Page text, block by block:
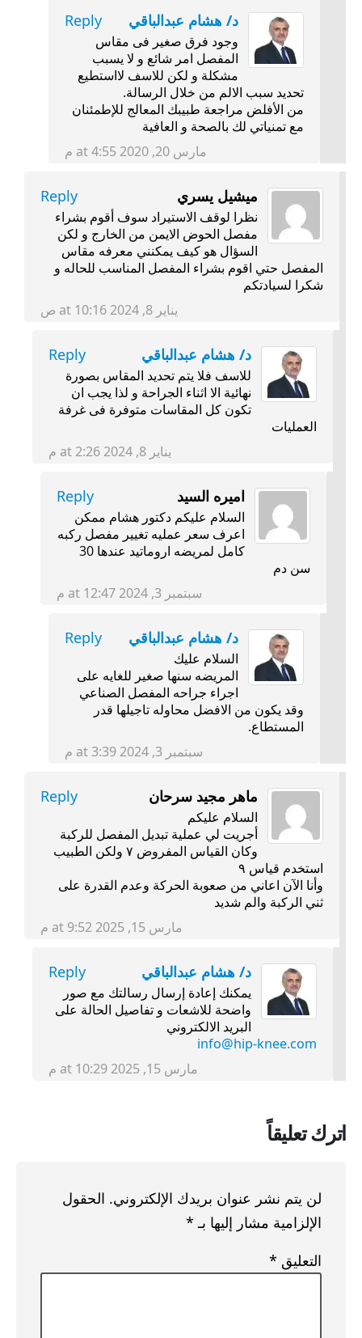
د/ هشام عبدالباقي Reply
وجود فرق صغير فى مقاس
المفصل امر شائع و لا يسبب
مشكلة و لكن للاسف لااستطيع
تحديد سبب الالم من خلال الرسالة.
من الأفلض مراجعة طبيبك المعالج للإطمئنان
مع تمنياتي لك بالصحة و العافية
مارس 20, 2020 at 4:55 م
ميشيل يسري Reply
نظرا لوقف الاستيراد سوف أقوم بشراء
مفصل الحوض الايمن من الخارج و لكن
السؤال هو كيف يمكنني معرفه مقاس
المفصل حتي اقوم بشراء المفصل المناسب للحاله و
شكرا لسيادتكم
يناير 8, 2024 at 10:16 ص
د/ هشام عبدالباقي Reply
للاسف فلا يتم تحديد المقاس بصورة
نهائية الا اثناء الجراحة و لذا يجب ان
تكون كل المقاسات متوفرة فى غرفة
العمليات
يناير 8, 2024 at 2:26 م
اميره السيد Reply
السلام عليكم دكتور هشام ممكن
اعرف سعر عمليه تغيير مفصل ركبه
كامل لمريضه اروماتيد عندها 30
سن دم
سبتمبر 3, 2024 at 12:47 م
د/ هشام عبدالباقي Reply
السلام عليك
المريضه سنها صغير للغايه على
اجراء جراحه المفصل الصناعي
وقد يكون من الافضل محاوله تاجيلها قدر
المستطاع.
سبتمبر 3, 2024 at 3:39 م
ماهر مجيد سرحان Reply
السلام عليكم
أجريت لي عملية تبديل المفصل للركبة
وكان القياس المفروض ٧ ولكن الطبيب
استخدم قياس ٩
وأنا الآن اعاني من صعوبة الحركة وعدم القدرة على
ثني الركبة والم شديد
مارس 15, 2025 at 9:52 م
د/ هشام عبدالباقي Reply
يمكنك إعادة إرسال رسالتك مع صور
واضحة للاشعات و تفاصيل الحالة على
البريد الالكتروني
info@hip-knee.com
مارس 15, 2025 at 10:29 م
اترك تعليقاً
لن يتم نشر عنوان بريدك الإلكتروني. الحقول
الإلزامية مشار إليها بـ *
التعليق *